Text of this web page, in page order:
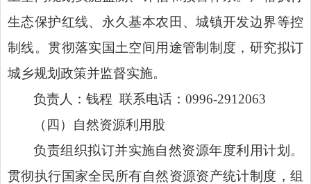
生态保护红线、永久基本农田、城镇开发边界等控
制线。贯彻落实国土空间用途管制制度，研究拟订
城乡规划政策并监督实施。
负责人：钱程 联系电话：0996-2912063
（四）自然资源利用股
负责组织拟订并实施自然资源年度利用计划 。
贯彻执行国家全民所有自然资源资产统计制度，组